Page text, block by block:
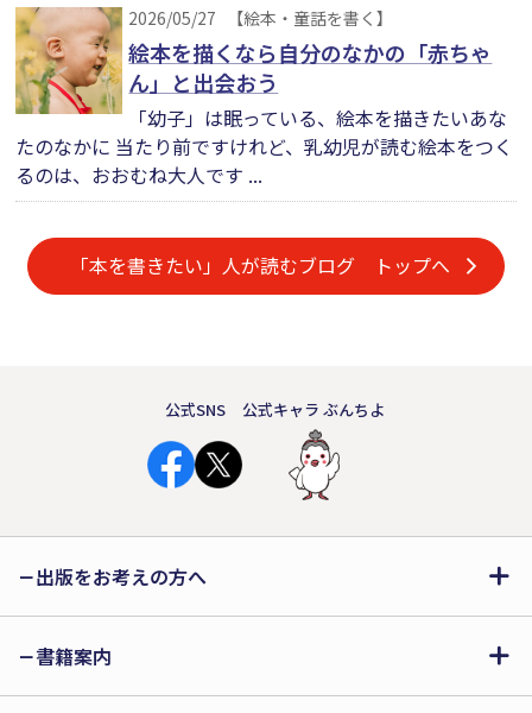
2026/05/27 【絵本・童話を書く】
絵本を描くなら自分のなかの「赤ちゃ
ん」と出会おう
「幼子」は眠っている、絵本を描きたいあな
たのなかに 当たり前ですけれど、乳幼児が読む絵本をつく
るのは、おおむね大人です ...
「本を書きたい」人が読むブログ トップへ
公式SNS 公式キャラ ぶんちよ
出版をお考えの方へ
書籍案内